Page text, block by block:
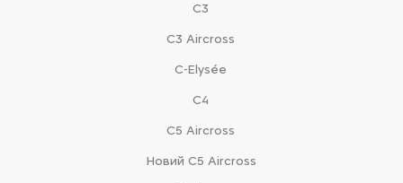
С3
С3 Aircross
C-Elysée
С4
С5 Aircross
Новий С5 Aircross